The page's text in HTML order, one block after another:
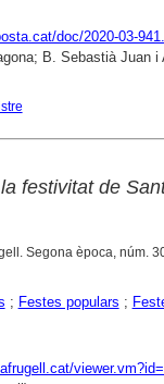
doc/2020-03-
B. Sebastià Juan i
festivitat de
Segona època, núm.
; Festes populars ;